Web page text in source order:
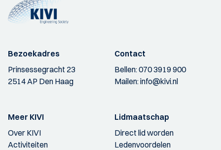
Bezoekadres
Prinsessegracht 23
2514 AP Den Haag
Contact
Bellen:070 3919 900
Mailen:info@kivi.nl
Meer KIVI
Over KIVI
Activiteiten
Lidmaatschap
Direct lid worden
Ledenvoordelen